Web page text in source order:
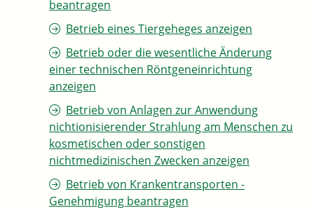
beantragen
Betrieb eines Tiergeheges anzeigen
Betrieb oder die wesentliche Änderung
einer technischen Röntgeneinrichtung
anzeigen
Betrieb von Anlagen zur Anwendung
nichtionisierender Strahlung am Menschen zu
kosmetischen oder sonstigen
nichtmedizinischen Zwecken anzeigen
Betrieb von Krankentransporten -
Genehmigung beantragen